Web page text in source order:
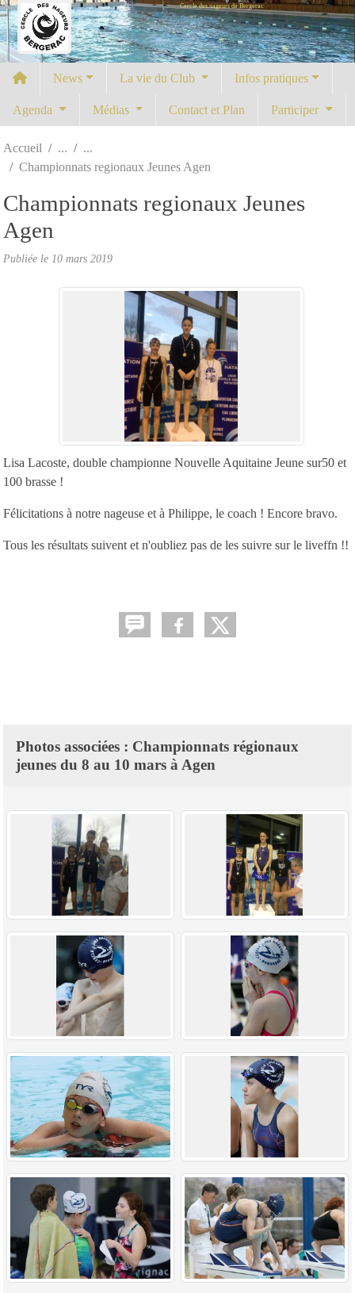
Cercle des nageurs de Bergerac
News La vie du Club Infos pratiques
Agenda Médias Contact et Plan Participer
Accueil
Championnats regionaux Jeunes Agen
Championnats regionaux Jeunes
Agen
Publiée le 10 mars 2019
Lisa Lacoste, double championne Nouvelle Aquitaine Jeune sur50 et
100 brasse !
Félicitations à notre nageuse et à Philippe, le coach ! Encore bravo.
Tous les résultats suivent et n'oubliez pas de les suivre sur le liveffn !!
Photos associées : Championnats régionaux
jeunes du 8 au 10 mars à Agen
Panneau de gestion des cookies